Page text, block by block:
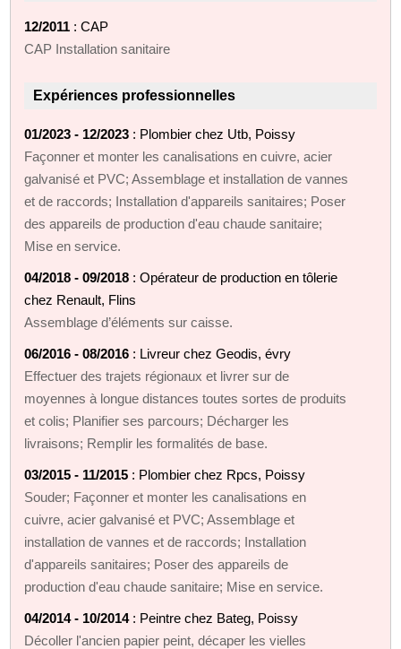
12/2011 : CAP
CAP Installation sanitaire
Expériences professionnelles
01/2023 - 12/2023 : Plombier chez Utb, Poissy
Façonner et monter les canalisations en cuivre, acier
galvanisé et PVC; Assemblage et installation de vannes
et de raccords; Installation d'appareils sanitaires; Poser
des appareils de production d'eau chaude sanitaire;
Mise en service.
04/2018 - 09/2018 : Opérateur de production en tôlerie
chez Renault, Flins
Assemblage d’éléments sur caisse.
06/2016 - 08/2016 : Livreur chez Geodis, évry
Effectuer des trajets régionaux et livrer sur de
moyennes à longue distances toutes sortes de produits
et colis; Planifier ses parcours; Décharger les
livraisons; Remplir les formalités de base.
03/2015 - 11/2015 : Plombier chez Rpcs, Poissy
Souder; Façonner et monter les canalisations en
cuivre, acier galvanisé et PVC; Assemblage et
installation de vannes et de raccords; Installation
d'appareils sanitaires; Poser des appareils de
production d'eau chaude sanitaire; Mise en service.
04/2014 - 10/2014: Peintre chez Bateg, Poissy
Décoller l'ancien papier peint, décaper les vielles